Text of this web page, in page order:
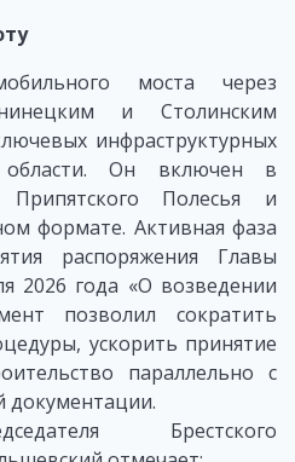
моста через
и Столинским
инфраструктурных
области. Он включен в
Припятского Полесья и
формате. Активная фаза
распоряжения Главы
2026 года «О возведении
позволил сократить
ускорить принятие
параллельно с
документации.
Брестского